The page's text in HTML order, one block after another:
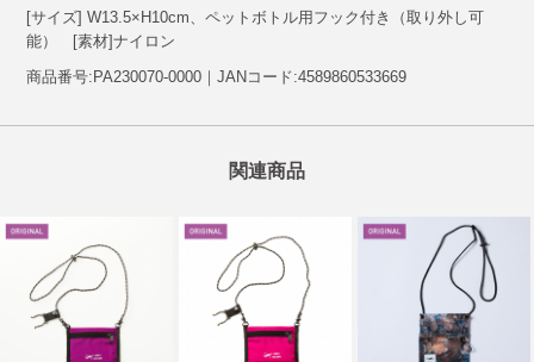
[サイズ] W13.5×H10cm、ペットボトル用フック付き（取り外し可
能） [素材]ナイロン
商品番号:PA230070-0000｜JANコード:4589860533669
関連商品